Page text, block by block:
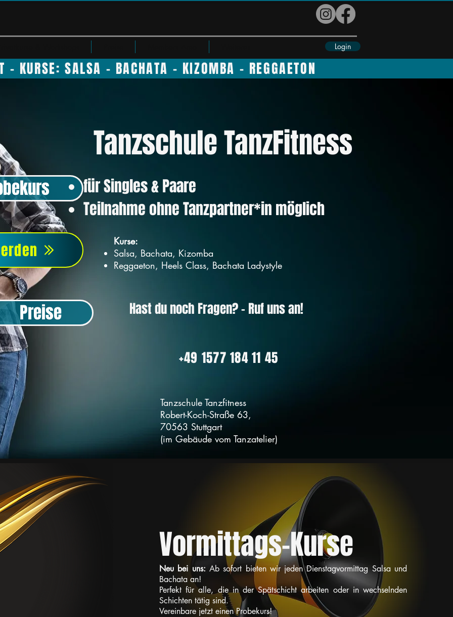
Login
- KURSE: SALSA - BACHATA - KIZOMBA - REGGAETON
Tanzschule TanzFitness
für Singles & Paare
Teilnahme ohne Tanzpartner*in möglich
Kurse:
Salsa, Bachata, Kizomba
Reggaeton, Heels Class, Bachata Ladystyle
Preise Hast du noch Fragen? - Ruf uns an!
+49 1577 184 11 45
Tanzschule Tanzfitness
Robert-Koch-Straße 63,
70563 Stuttgart
(im Gebäude vom Tanzatelier)
Vormittags-Kurse
Neu bei uns: Ab sofort bieten wir jeden Dienstagvormittag Salsa und
Bachata an!
Perfekt für alle, die in der Spätschicht arbeiten oder in wechselnden
Schichten tätig sind.
Vereinbare jetzt einen Probekurs!